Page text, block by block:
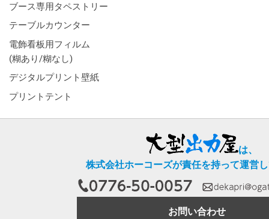
ブース専用タペストリー
テーブルカウンター
電飾看板用フィルム
(糊あり/糊なし)
デジタルプリント壁紙
プリントテント
は、
株式会社ホーコーズが責任を持って運営
お問い合わせ